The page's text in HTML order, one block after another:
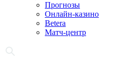
Прогнозы
Онлайн-казино
Betera
Матч-центр